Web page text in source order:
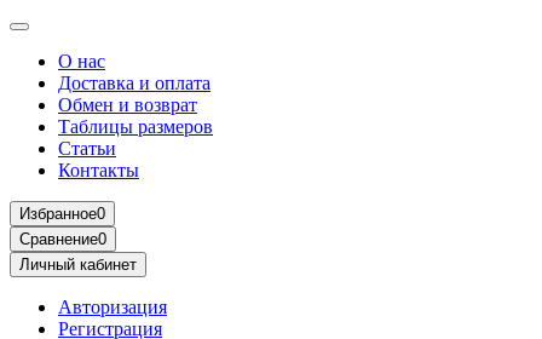
О нас
Доставка и оплата
Обмен и возврат
Таблицы размеров
Статьи
Контакты
Избранное0
Сравнение0
Личный кабинет
Авторизация
Регистрация